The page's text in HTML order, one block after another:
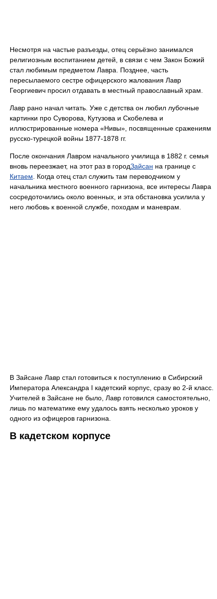
Несмотря на частые разъезды, отец серьёзно занимался
религиозным воспитанием детей, в связи с чем Закон Божий
стал любимым предметом Лавра. Позднее, часть
пересылаемого сестре офицерского жалования Лавр
Георгиевич просил отдавать в местный православный храм.
Лавр рано начал читать. Уже с детства он любил лубочные
картинки про Суворова, Кутузова и Скобелева и
иллюстрированные номера «Нивы», посвященные сражениям
русско-турецкой войны 1877-1878 гг.
После окончания Лавром начального училища в 1882 г. семья
вновь переезжает, на этот раз в городЗайсан на границе с
Китаем. Когда отец стал служить там переводчиком у
начальника местного военного гарнизона, все интересы Лавра
сосредоточились около военных, и эта обстановка усилила у
него любовь к военной службе, походам и маневрам.
В Зайсане Лавр стал готовиться к поступлению в Сибирский
Императора Александра I кадетский корпус, сразу во 2-й класс.
Учителей в Зайсане не было, Лавр готовился самостоятельно,
лишь по математике ему удалось взять несколько уроков у
одного из офицеров гарнизона.
В кадетском корпусе